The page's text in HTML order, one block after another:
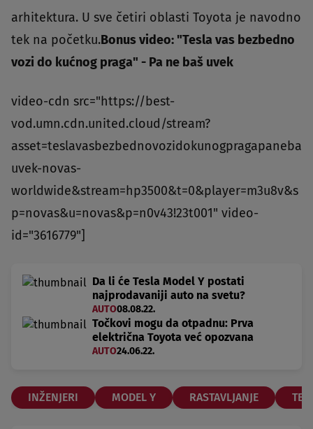
arhitektura. U sve četiri oblasti Toyota je navodno
tek na početku.Bonus video: "Tesla vas bezbedno
vozi do kućnog praga" - Pa ne baš uvek
video-cdn src="https://best-
vod.umn.cdn.united.cloud/stream?
asset=teslavasbezbednovozidokunogpragapaneba
uvek-novas-
worldwide&stream=hp3500&t=0&player=m3u8v&s
p=novas&u=novas&p=n0v43!23t001" video-
id="3616779"]
Da li će Tesla Model Y postati
najprodavaniji auto na svetu?
AUTO08.08.22.
Točkovi mogu da otpadnu: Prva
električna Toyota već opozvana
AUTO24.06.22.
INŽENJERI MODEL Y RASTAVLJANJE